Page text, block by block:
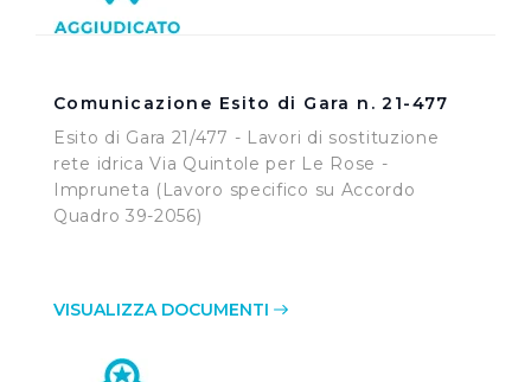
l’Utente utilizza il nostro sito con i nostri partner. Tali
informazioni ricevute con altre informazioni che l’Utente
ha fornito loro o che hanno raccolto dal suo utilizzo dei
loro servizi.
Cliccando su "Accetta tutti", l'Utente accetta di
direttamente le proprie preferenze selezionando i
Comunicazione Esito di Gara n. 21-477
Esito di Gara 21/477 - Lavori di sostituzione
rete idrica Via Quintole per Le Rose -
Impruneta (Lavoro specifico su Accordo
Quadro 39-2056)
VISUALIZZA DOCUMENTI